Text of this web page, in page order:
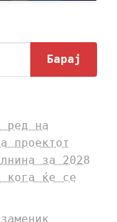
Барај
ред на
проектот
за 2028
кога ќе се